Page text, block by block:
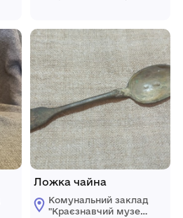
Ложка чайна
Комунальний заклад
"Краєзнавчий музей"